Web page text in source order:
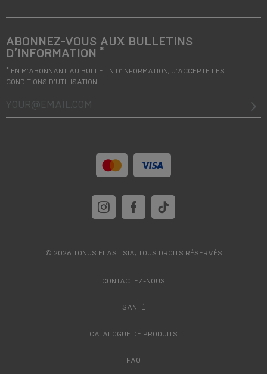
ABONNEZ-VOUS AUX BULLETINS
D’INFORMATION *
* EN M’ABONNANT AU BULLETIN D’INFORMATION, J’ACCEPTE LES
CONDITIONS D’UTILISATION
your@email.com
© 2026 TONUS ELAST SIA, TOUS DROITS RÉSERVÉS
CONTACTEZ-NOUS
SANTÉ
CATALOGUE DE PRODUITS
FAQ